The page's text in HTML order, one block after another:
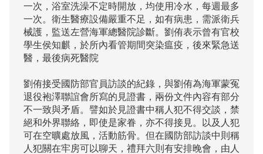
一次，浴室洗澡不定時開放，均使用冷水，每週最多
一次。衛生醫療設備嚴重不足，如有病患，需派衛兵
械護，監送左營海軍總醫院診斷。劉侑表示曾有官校
學生侯知麒，於所內看管期間突染瘟疫，後來緊急送
醫，最後病死醫院
劉侑接受國防部官員訪談的紀錄，與劉侑為海軍蒙冤
退役袍澤聯誼會所寫的見證書，兩份文件內容有部分
不一致與矛盾。譬如於見證書中稱人犯不得交談，禁
絕和外界聯絡，即使是家眷，亦不得接見。以及人犯
可在空曠處放風，活動筋骨。但在國防部訪談中則稱
人犯關在牢房可以聊天，禮拜六則有安排晚會，由人